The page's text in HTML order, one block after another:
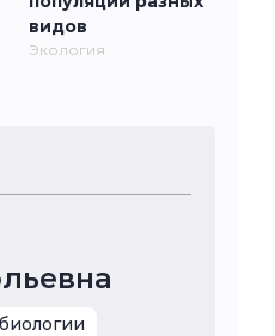
видов
Экология